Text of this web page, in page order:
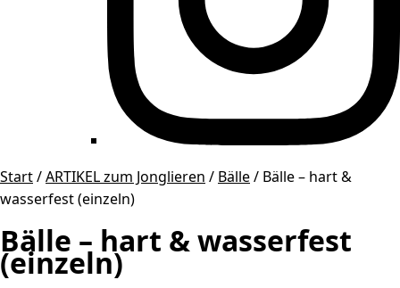
Start/ARTIKEL zum Jonglieren / Bälle/ Bälle – hart &
wasserfest (einzeln)
Bälle – hart & wasserfest
(einzeln)